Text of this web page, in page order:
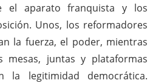
el aparato franquista y los
Unos, los reformadores
la fuerza, el poder, mientras
mesas, juntas y plataformas
la legitimidad democrática.